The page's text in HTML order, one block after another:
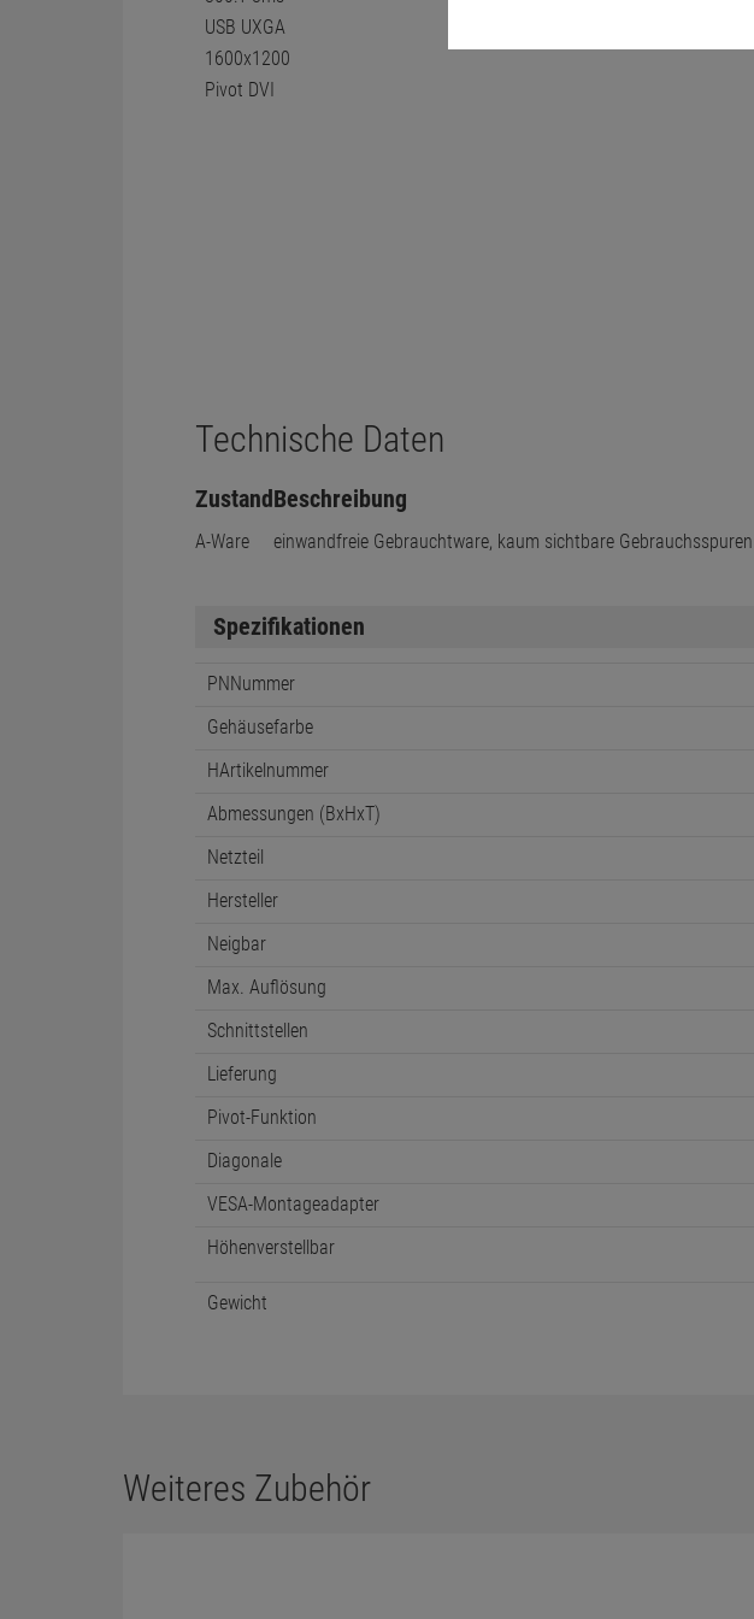
Technische Daten
Zustand
A-Ware
Beschreibung
einwandfreie Gebrauchtware, kaum sichtbare
Spezifikationen
PNNummer
Gehäusefarbe
HArtikelnummer
Abmessungen (BxHxT)
Netzteil
Hersteller
Neigbar
Max. Auflösung
Schnittstellen
Lieferung
Pivot-Funktion
Diagonale
VESA-Montageadapter
Höhenverstellbar
Gewicht
Weiteres Zubehör